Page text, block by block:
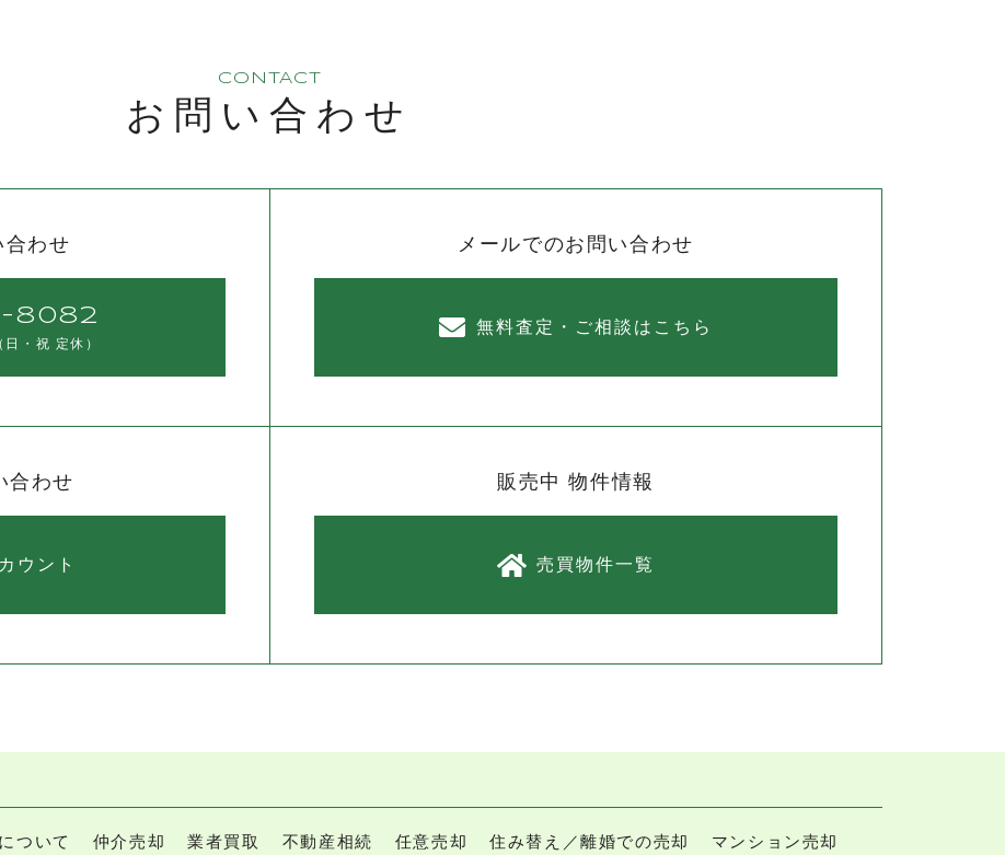
CONTACT
お問い合わせ
合わせ
8082
日・祝 定休）
メールでのお問い合わせ
無料査定・ご相談はこちら
合わせ
ウント
販売中 物件情報
売買物件一覧
ついて 仲介売却 業者買取 不動産相続 任意売却 住み替え／離婚での売却 マンション売却